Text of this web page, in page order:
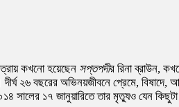
কখনো হয়েছেন সপ্তপদীর রিনা ব্রাউন,
২৬ বছরের অভিনয়জীবনে প্রেমে, বিষাদে,
সালের ১৭ জানুয়ারিতে তার মৃত্যুও যেন কিছুটা